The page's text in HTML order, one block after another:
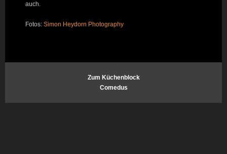
auch.
Fotos: Simon Heydorn Photography
Zum Küchenblock
Comedus